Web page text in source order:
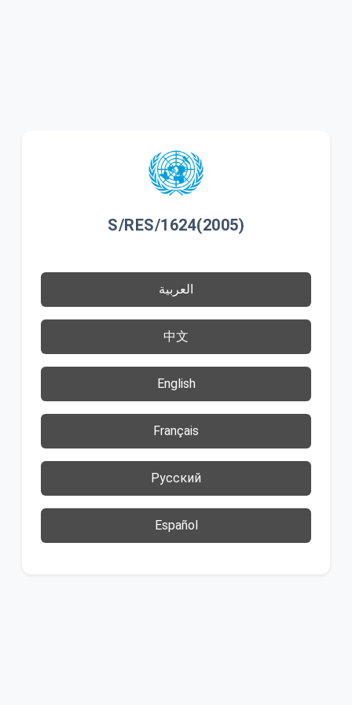
S/RES/1624(2005)
العربية
中文
English
Français
Русский
Español